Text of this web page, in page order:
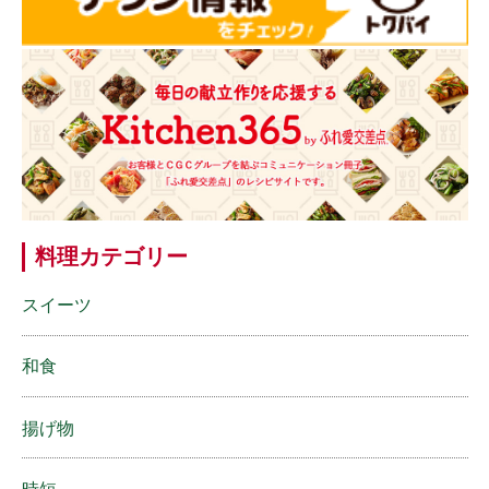
料理カテゴリー
スイーツ
和食
揚げ物